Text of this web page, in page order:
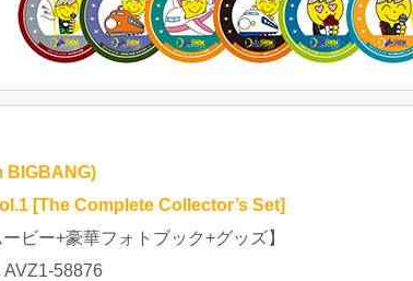
BIGBANG)
[The Complete Collector’s Set]
ービー+豪華フォトブック+グッズ】
AVZ1-58876